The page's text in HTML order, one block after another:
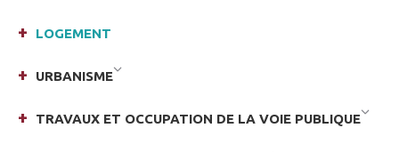
LOGEMENT
URBANISME
TRAVAUX ET OCCUPATION DE LA VOIE PUBLIQUE